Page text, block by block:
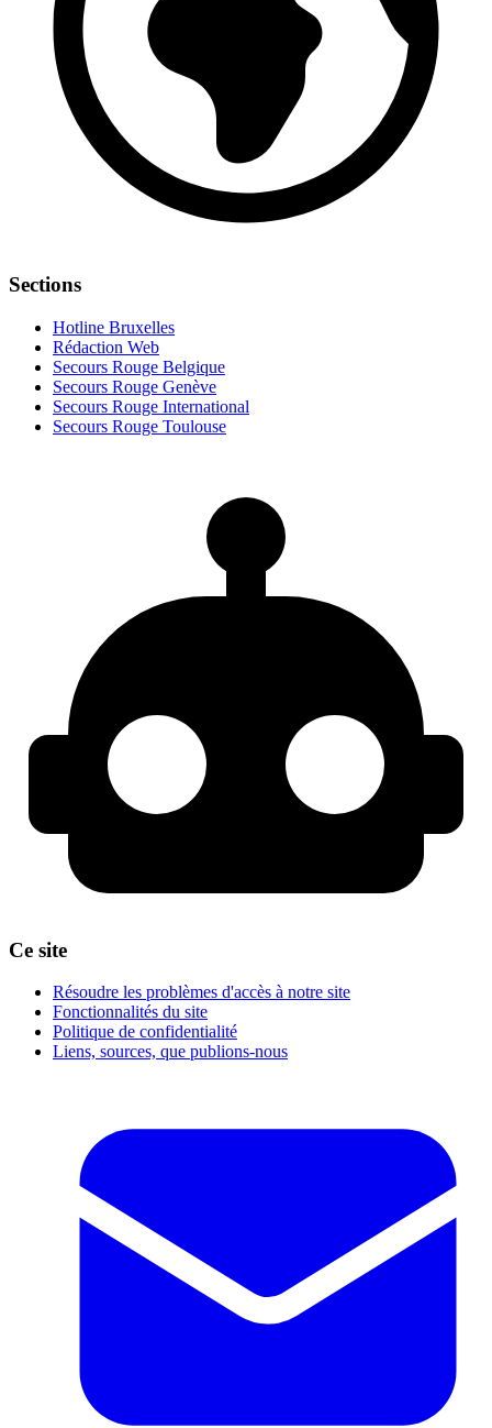
Sections
Hotline Bruxelles
Rédaction Web
Secours Rouge Belgique
Secours Rouge Genève
Secours Rouge International
Secours Rouge Toulouse
Ce site
Résoudre les problèmes d'accès à notre site
Fonctionnalités du site
Politique de confidentialité
Liens, sources, que publions-nous